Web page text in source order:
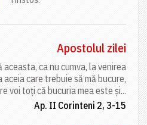
Apostolul zilei
aceasta, ca nu cumva, la venirea
care trebuie să mă bucure,
voi toți că bucuria mea este și...
Ap. II Corinteni 2, 3-15